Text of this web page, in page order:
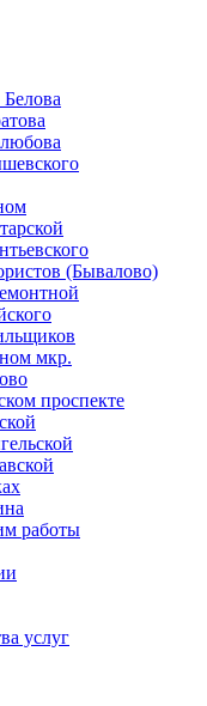
(Бывалово)
мкр.
проспекте
работы
услуг